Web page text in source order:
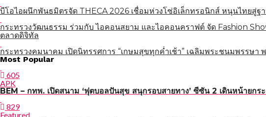
บีโอไอผนึกพันธมิตรจัด THECA 2026 เชื่อมห่วงโซ่อิเล็กทรอนิกส์ หนุนไทยสู่ฐ
กระทรวงวัฒนธรรม ร่วมกับ ไอคอนสยาม และไอคอนคราฟต์ จัด Fashion
ตลาดดิจิทัล
กระทรวงคมนาคม เปิดนิทรรศการ “เกษมสุขทุกค่ำเช้า” เฉลิมพระชนมพรรษา
แนะแนว
Most Popular
605
APK
BEM – กทพ. เปิดสนาม ‘ฟุตบอลปันสุข สนุกรอบสายทาง’ ซีซัน 2 เดินหน้ายก
829
Featured